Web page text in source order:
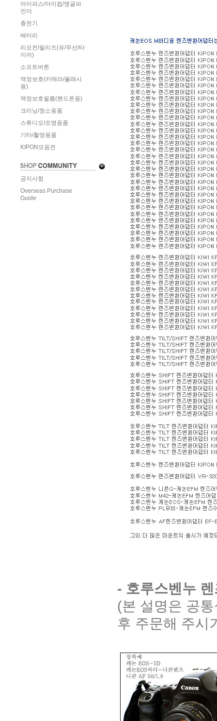
아이피스/아이컵/앵글파
인더
충전기
배터리
리모컨/릴리즈(유/무선/타
이머)
소프트버튼
액정보호(카메라/플래시
용)
액정보호필름(핸드폰용)
크리닝/청소용품
스튜디오/조명용품
기타/촬영용품
KIPON모음전
공지사항
Overseas Purchase
Guide
- 호루스벤누
(본 설명은 공
후 주문해 주시